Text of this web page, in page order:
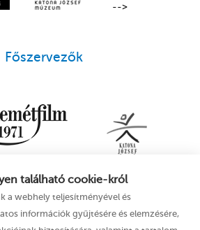
található cookie-król
a webhely teljesítményével és
információk gyűjtésére és elemzésére,
-->
Főszervezők